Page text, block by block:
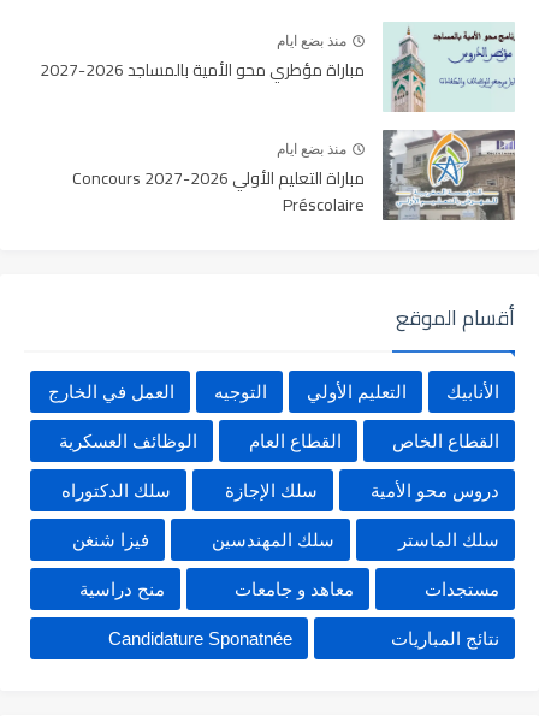
منذ بضع ايام
مباراة مؤطري محو الأمية بالمساجد 2026-2027
منذ بضع ايام
مباراة التعليم الأولي 2026-2027 Concours
Préscolaire
أقسام الموقع
الأنابيك التعليم الأولي التوجيه العمل في الخارج
القطاع الخاص القطاع العام الوظائف العسكرية
دروس محو الأمية سلك الإجازة سلك الدكتوراه
سلك الماستر سلك المهندسين فيزا شنغن
مستجدات معاهد و جامعات منح دراسية
نتائج المباريات Candidature Sponatnée